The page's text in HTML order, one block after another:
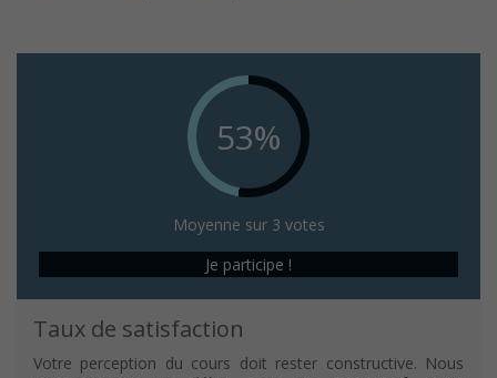
53%
Moyenne sur 3 votes
Je participe !
Taux de satisfaction
Votre perception du cours doit rester constructive. Nous